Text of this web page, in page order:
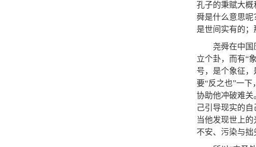
孔子的秉赋大
舜是什么意思呢
是世间实有的；
尧舜在中国
立个卦，而有“
号，是个象征
要“反之也”一
协助他冲破难
己引导现实的
当他发现世上
不安、污染与拙